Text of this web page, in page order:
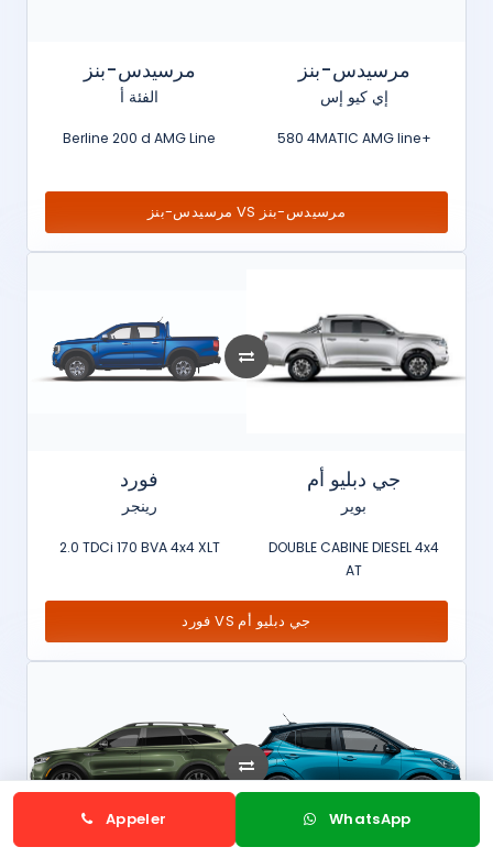
مرسيدس-بنز
الفئة أ
Berline 200 d AMG Line
مرسيدس-بنز
إي كيو إس
580 4MATIC AMG line+
مرسيدس-بنز VS مرسيدس-بنز
فورد
رينجر
2.0 TDCi 170 BVA 4x4 XLT
جي دبليو أم
بوير
DOUBLE CABINE DIESEL 4x4
AT
فورد VS جي دبليو أم
Appeler WhatsApp